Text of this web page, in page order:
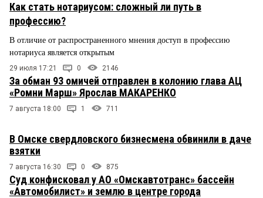
Как стать нотариусом: сложный ли путь в
профессию?
В отличие от распространенного мнения доступ в профессию
нотариуса является открытым
29 июля 17:21 0 2146
За обман 93 омичей отправлен в колонию глава АЦ
«Ромни Марш» Ярослав МАКАРЕНКО
7 августа 18:00 1 711
В Омске свердловского бизнесмена обвинили в даче
взятки
7 августа 16:30 0 875
Суд конфисковал у АО «Омскавтотранс» бассейн
«Автомобилист» и землю в центре города